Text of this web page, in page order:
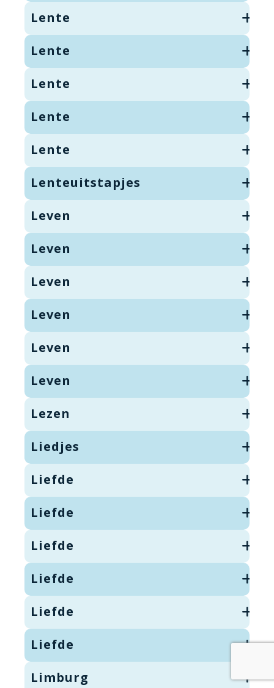
Lente
Lente
Lente
Lente
Lente
Lenteuitstapjes
Leven
Leven
Leven
Leven
Leven
Leven
Lezen
Liedjes
Liefde
Liefde
Liefde
Liefde
Liefde
Liefde
Limburg